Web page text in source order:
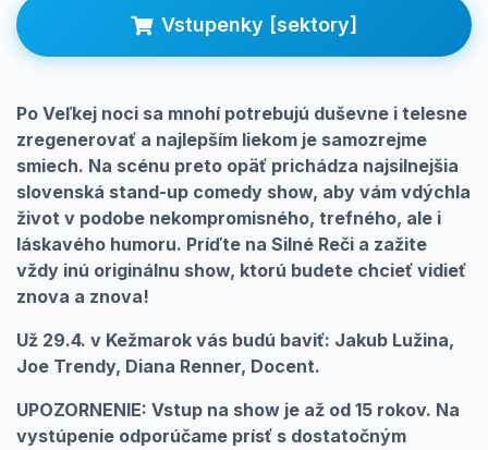
Prihlásenie Vstupenky [sektory]
Po Veľkej noci sa mnohí potrebujú duševne i telesne
zregenerovať a najlepším liekom je samozrejme
smiech. Na scénu preto opäť prichádza najsilnejšia
slovenská stand-up comedy show, aby vám vdýchla
život v podobe nekompromisného, trefného, ale i
láskavého humoru. Príďte na Silné Reči a zažite
vždy inú originálnu show, ktorú budete chcieť vidieť
znova a znova!
Už 29.4. v Kežmarok vás budú baviť: Jakub Lužina,
Joe Trendy, Diana Renner, Docent.
UPOZORNENIE: Vstup na show je až od 15 rokov. Na
vystúpenie odporúčame prísť s dostatočným